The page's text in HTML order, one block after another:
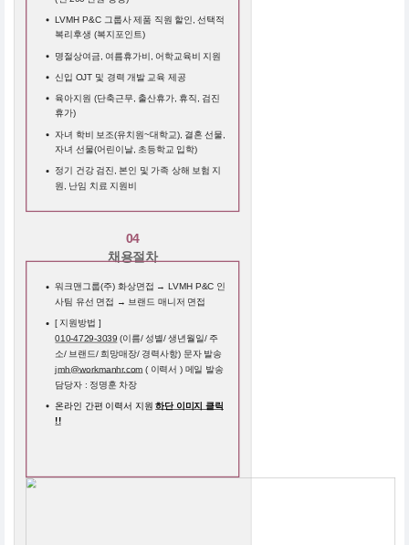
LVMH P&C 그룹사 제품 직원 할인, 선택적
복리후생 (복지포인트)
명절상여금, 여름휴가비, 어학교육비 지원
신입 OJT 및 경력 개발 교육 제공
육아지원 (단축근무, 출산휴가, 휴직, 검진
휴가)
자녀 학비 보조(유치원~대학교), 결혼 선물,
자녀 선물(어린이날, 초등학교 입학)
정기 건강 검진, 본인 및 가족 상해 보험 지
원, 난임 치료 지원비
04
채용절차
워크맨그룹(주) 화상면접 → LVMH P&C 인
사팀 유선 면접 → 브랜드 매니저 면접
[ 지원방법 ]
010-4729-3039 (이름/ 성별/ 생년월일/ 주
소/ 브랜드/ 희망매장/ 경력사항) 문자 발송
jmh@workmanhr.com ( 이력서 ) 메일 발송
담당자 : 정명훈 차장
온라인 간편 이력서 지원하단 이미지 클릭
!!